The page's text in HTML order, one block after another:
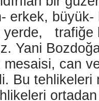
erkek,
yerde, trafiğe
Yani
mesaisi, can
Bu
ortadan